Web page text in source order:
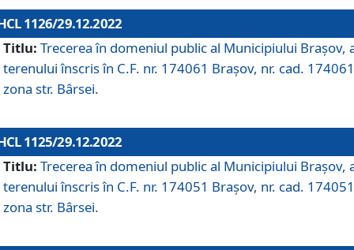
1126/29.12.2022
Titlu: Trecerea în domeniul public al Municipiului Braşov,
terenului înscris în C.F. nr. 174061 Brașov, nr. cad.
zona str. Bârsei.
1125/29.12.2022
Titlu: Trecerea în domeniul public al Municipiului Braşov,
terenului înscris în C.F. nr. 174051 Brașov, nr. cad.
zona str. Bârsei.